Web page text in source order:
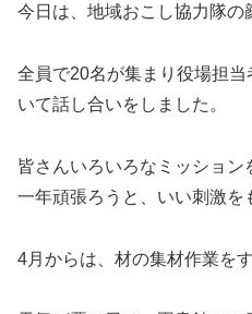
今日は、地域おこし協力隊の
全員で20名が集まり役場担
いて話し合いをしました。
皆さんいろいろなミッショ
一年頑張ろうと、いい刺激を
4月からは、材の集材作業を